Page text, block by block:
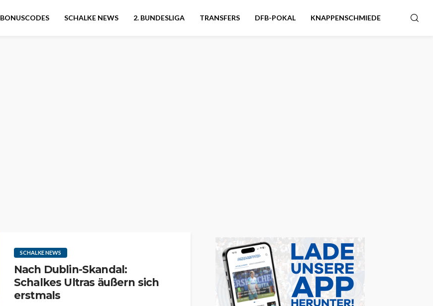
BONUSCODES SCHALKE NEWS 2. BUNDESLIGA TRANSFERS DFB-POKAL KNAPPENSCHMIEDE
SCHALKE NEWS
Nach Dublin-Skandal:
Schalkes Ultras äußern sich
erstmals